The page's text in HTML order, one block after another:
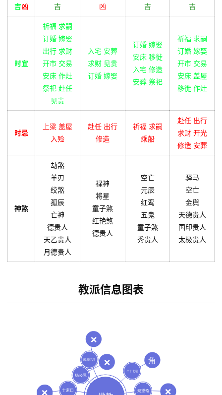
吉凶 吉 凶 吉 吉
时宜
祈福 求嗣
订婚 嫁娶
出行 求财
开市 交易
安床 作灶
祭祀 赴任
见贵
入宅 安葬
求财 见贵
订婚 嫁娶
订婚 嫁娶
安床 移徙
入宅 修造
安葬 祭祀
祈福 求嗣
订婚 嫁娶
开市 交易
安床 盖屋
移徙 作灶
时忌
上梁 盖屋
入殓
赴任 出行
修造
祈福 求嗣
乘船
赴任 出行
求财 开光
修造 安葬
神煞
劫煞
羊刃
绞煞
孤辰
亡神
德贵人
天乙贵人
月德贵人
禄神
将星
童子煞
红艳煞
德贵人
空亡
元辰
红鸾
五鬼
童子煞
秀贵人
驿马
空亡
金舆
天德贵人
国印贵人
太极贵人
教派信息图表